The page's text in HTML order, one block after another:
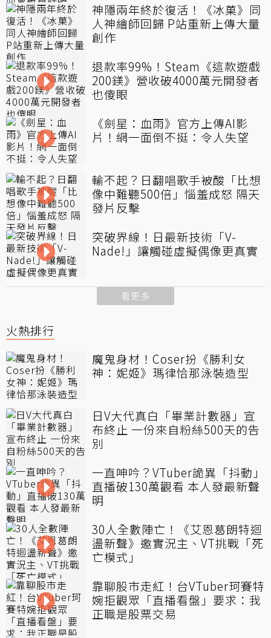
神隱兩年終於復活！《冰菓》同
人神繪師回歸 P站重新上傳大量
創作
退款率99%！Steam《這款遊戲
200鎂》營收破4000萬元開發者
也傻眼
《劍星：血雨》官方上傳AI影
片！網一面倒不挺：令人失望
輸不起？日翻唱歌手被酸「比想
像中難聽500倍」惱羞成怒 隔天
發片反擊
突破界線！日最新技術「V-
Nade!」讓觸碰虛擬偶像更真實
看更多
火熱排行
魔鬼身材！Coser扮《勝利女
神：妮姬》瑪律恰那泳裝造型
日V大代真白「畢業計數器」宣
布終止 一份來自粉絲500天的告
別
一直呻吟？VTuber詭異「抖動」
直播破130萬觀看 本人發最新聲
明
30人全數陣亡！《艾恩葛朗特迴
盪新聲》邀實況主、VT挑戰「死
亡模式」
靠聊股市走紅！台VTuber珂賽特
婉拒觀眾「直播看盤」要求：我
正職是股票交易